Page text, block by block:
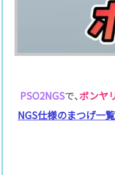
PSO2NGSで､ボンヤ
NGS仕様のまつげ一覧